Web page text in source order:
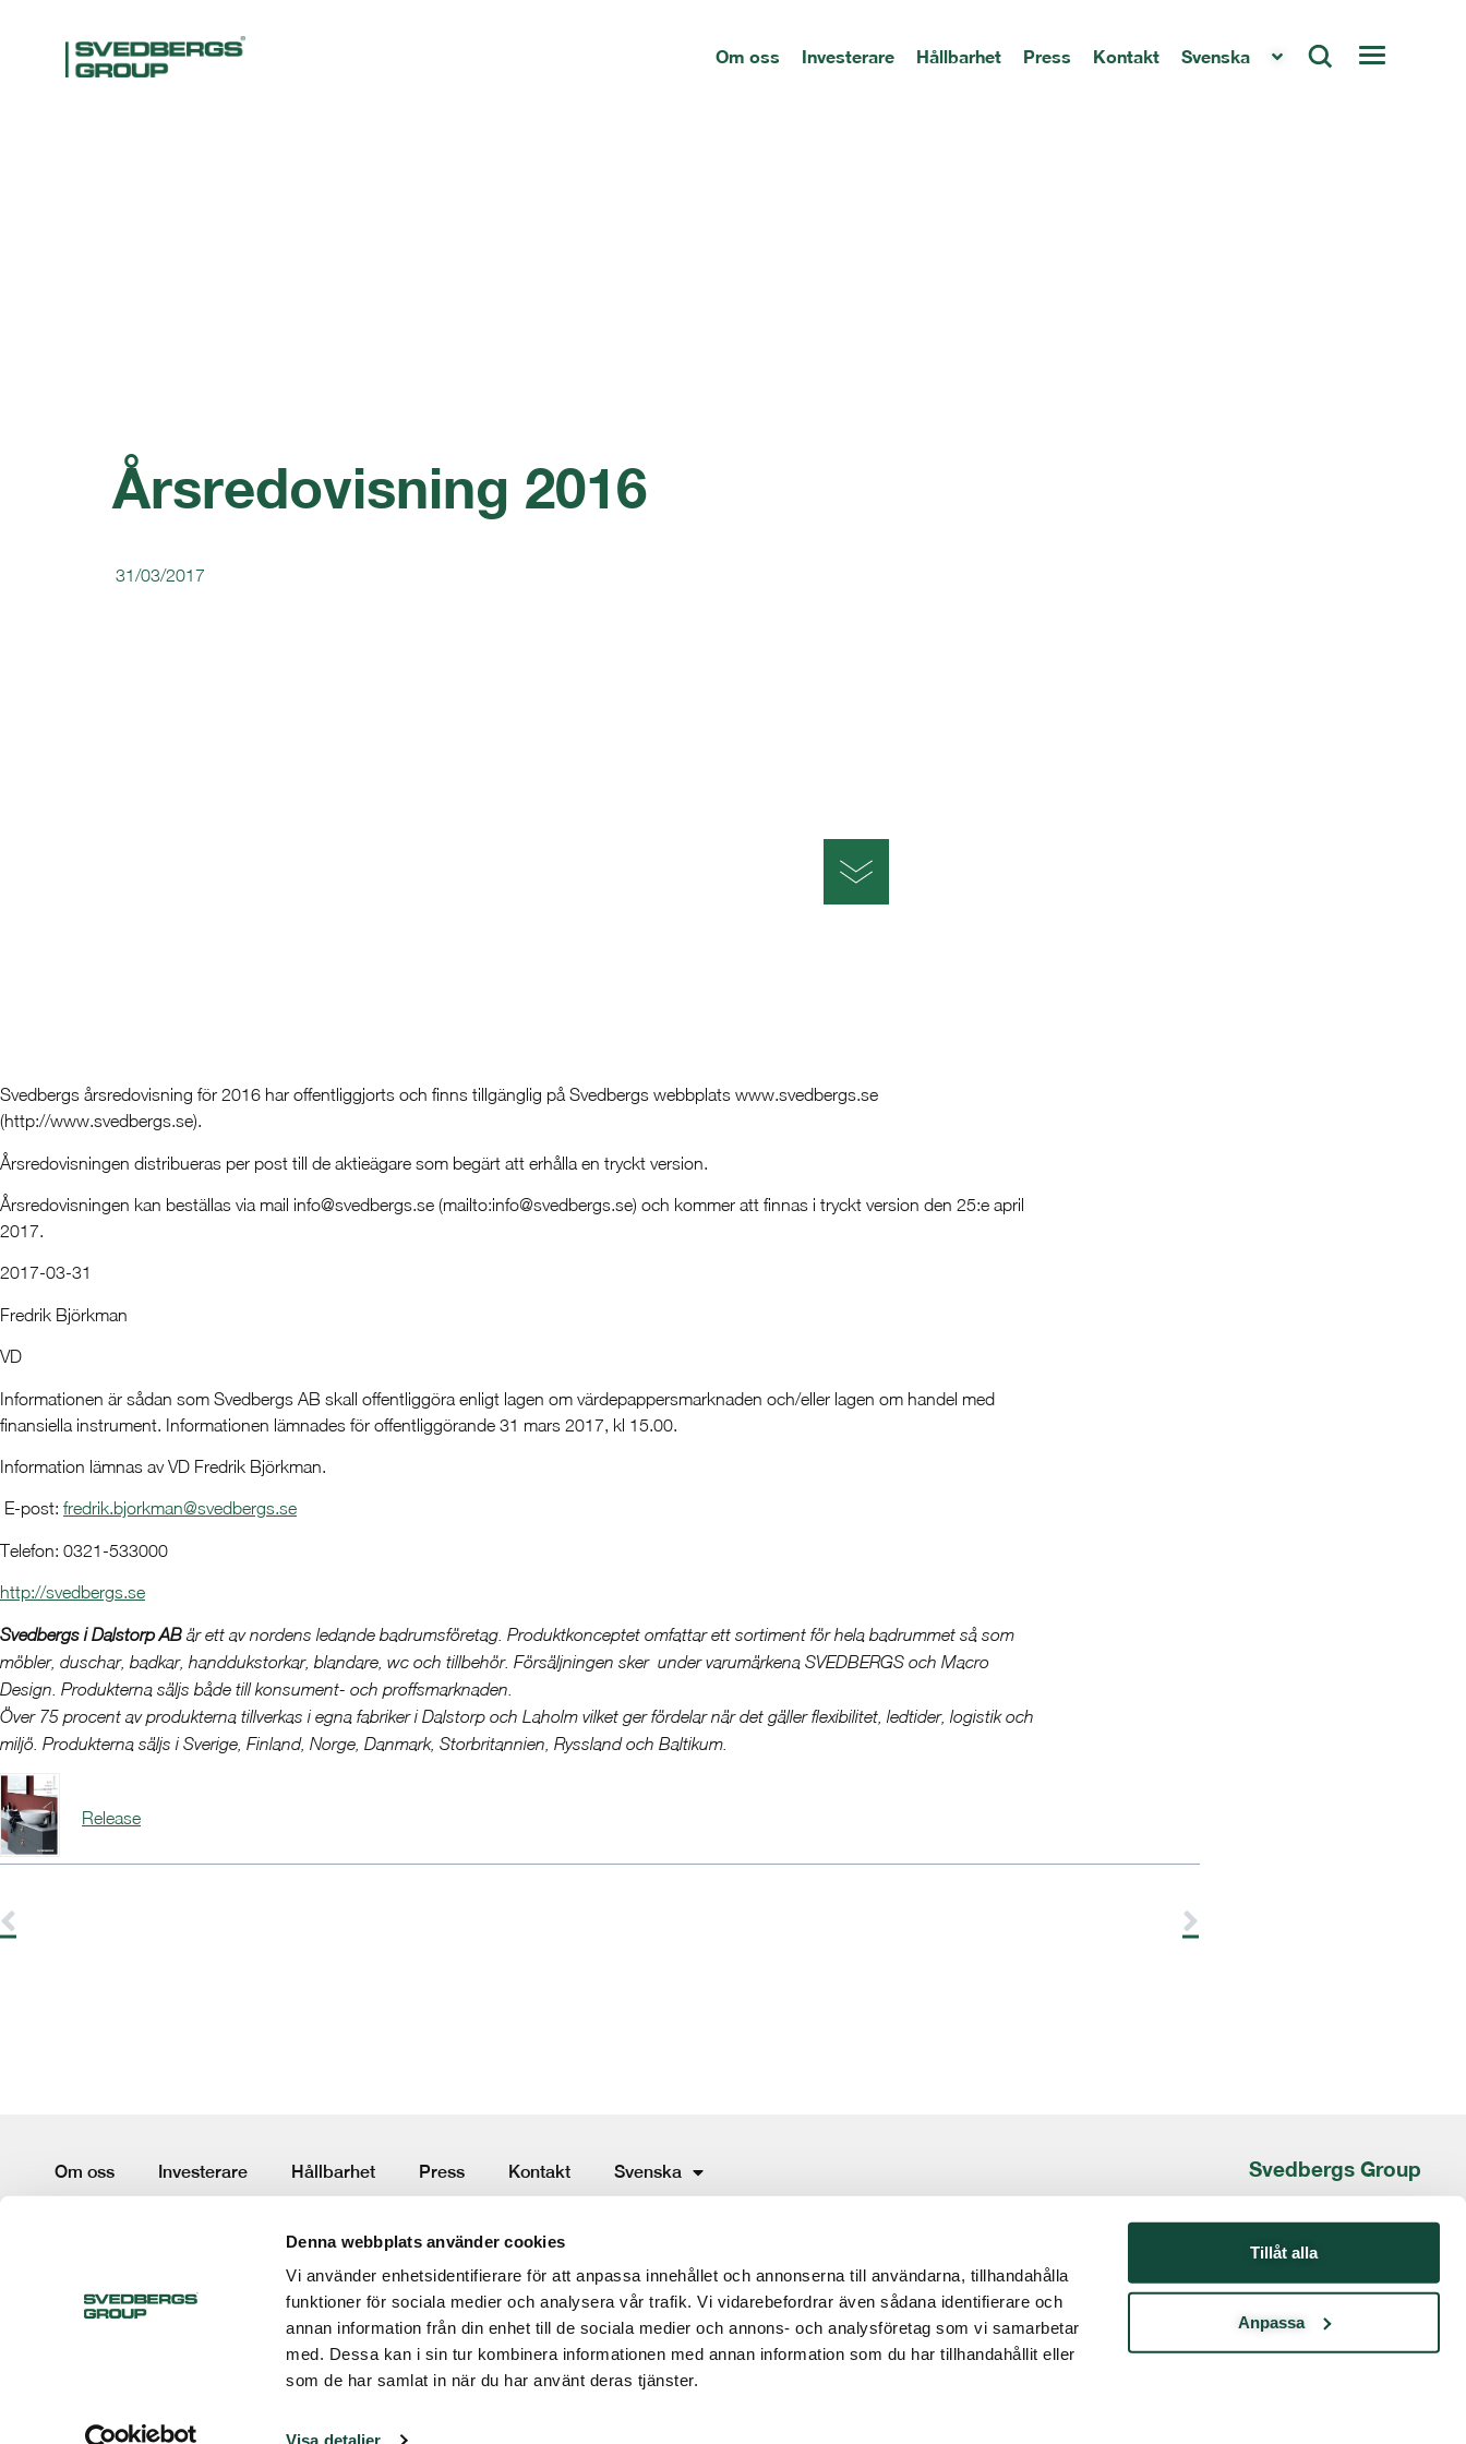
Denna webbplats använder cookies
Vi använder enhetsidentifierare för att anpassa innehållet och annonserna till användarna, tillhandahålla
funktioner för sociala medier och analysera vår trafik. Vi vidarebefordrar även sådana identifierare och
annan information från din enhet till de sociala medier och annons- och analysföretag som vi samarbetar
med. Dessa kan i sin tur kombinera informationen med annan information som du har tillhandahållit eller
som de har samlat in när du har använt deras tjänster.
Visa detaljer
Tillåt alla
Anpassa
Om oss Investerare Hållbarhet Press Kontakt Svenska
Årsredovisning 2016
31/03/2017
Svedbergs årsredovisning för 2016 har offentliggjorts och finns tillgänglig på Svedbergs webbplats www.svedbergs.se
(http://www.svedbergs.se).
Årsredovisningen distribueras per post till de aktieägare som begärt att erhålla en tryckt version.
Årsredovisningen kan beställas via mail info@svedbergs.se (mailto:info@svedbergs.se) och kommer att finnas i tryckt version den 25:e april
2017.
2017-03-31
Fredrik Björkman
VD
Informationen är sådan som Svedbergs AB skall offentliggöra enligt lagen om värdepappersmarknaden och/eller lagen om handel med
finansiella instrument. Informationen lämnades för offentliggörande 31 mars 2017, kl 15.00.
Information lämnas av VD Fredrik Björkman.
E-post: fredrik.bjorkman@svedbergs.se
Telefon: 0321-533000
http://svedbergs.se
Svedbergs i Dalstorp AB är ett av nordens ledande badrumsföretag. Produktkonceptet omfattar ett sortiment för hela badrummet så som
möbler, duschar, badkar, handdukstorkar, blandare, wc och tillbehör. Försäljningen sker under varumärkena SVEDBERGS och Macro
Design. Produkterna säljs både till konsument- och proffsmarknaden.
Över 75 procent av produkterna tillverkas i egna fabriker i Dalstorp och Laholm vilket ger fördelar när det gäller flexibilitet, ledtider, logistik och
miljö. Produkterna säljs i Sverige, Finland, Norge, Danmark, Storbritannien, Ryssland och Baltikum.
Release
Om oss Investerare Hållbarhet Press Kontakt Svenska
Code of conduct Whistleblowing service
Följ oss:
Svedbergs Group
301 18 HALMSTAD
Besöksadress:
Kristian IV:s väg 3
ir@svedbergsgroup.com